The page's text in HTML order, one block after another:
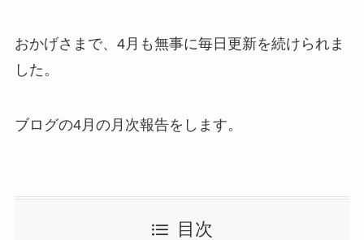
おかげさまで、4月も無事に毎日更新を続けられま
した。
ブログの4月の月次報告をします。
目次